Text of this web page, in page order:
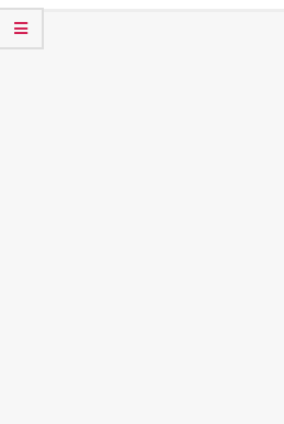
Navigation
Menu